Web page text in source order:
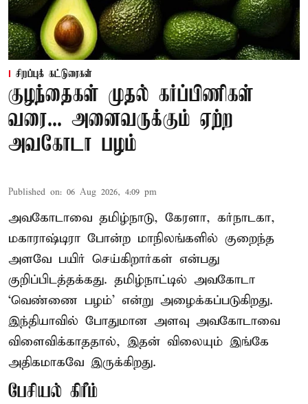
சிறப்புக் கட்டுரைகள்
குழந்தைகள் முதல் கர்ப்பிணிகள்
வரை... அனைவருக்கும் ஏற்ற
அவகோடா பழம்
Published on: 06 Aug 2026, 4:09 pm
அவகோடாவை தமிழ்நாடு, கேரளா, கர்நாடகா,
மகாராஷ்டிரா போன்ற மாநிலங்களில் குறைந்த
அளவே பயிர் செய்கிறார்கள் என்பது
குறிப்பிடத்தக்கது. தமிழ்நாட்டில் அவகோடா
‘வெண்ணை பழம்’ என்று அழைக்கப்படுகிறது.
இந்தியாவில் போதுமான அளவு அவகோடாவை
விளைவிக்காததால், இதன் விலையும் இங்கே
அதிகமாகவே இருக்கிறது.
பேசியல் கிரீம்